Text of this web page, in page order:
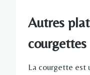
Autres
courgettes
La courgette est